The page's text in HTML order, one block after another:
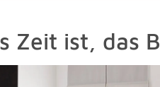
Zeit ist, das